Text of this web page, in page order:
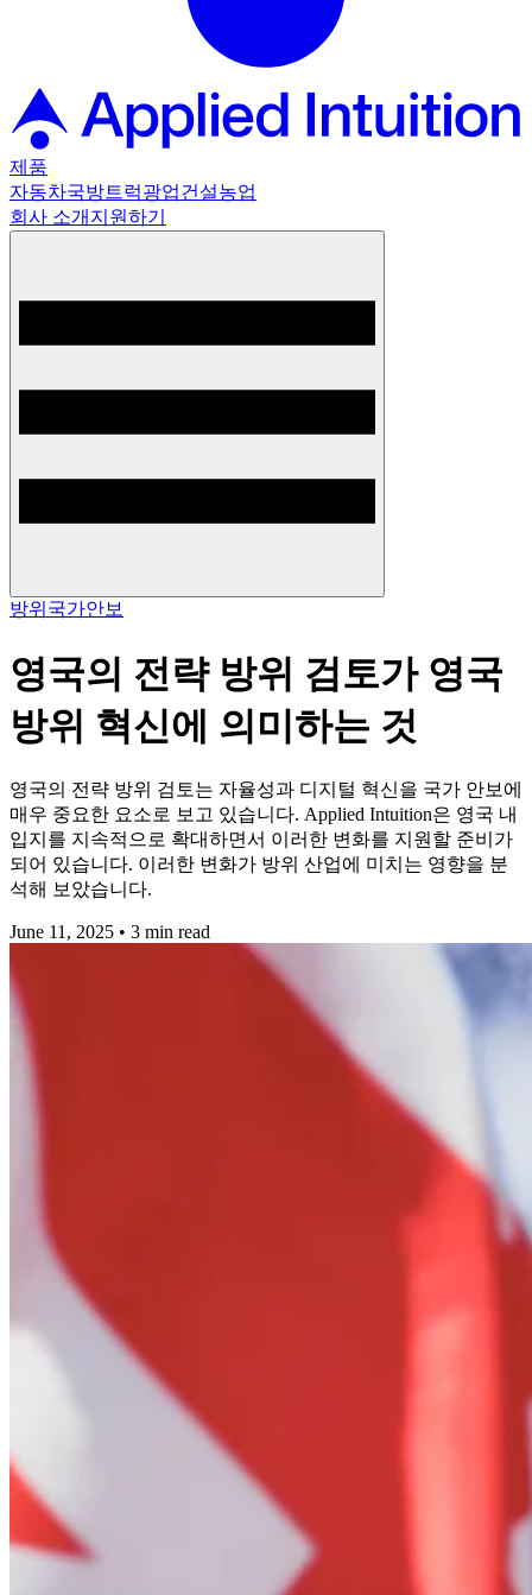
제품
자동차국방트럭광업건설농업
회사 소개 지원하기
방위 국가안보
영국의 전략 방위 검토가 영국
방위 혁신에 의미하는 것
영국의 전략 방위 검토는 자율성과 디지털 혁신을 국가 안보에
매우 중요한 요소로 보고 있습니다. Applied Intuition은 영국 내
입지를 지속적으로 확대하면서 이러한 변화를 지원할 준비가
되어 있습니다. 이러한 변화가 방위 산업에 미치는 영향을 분
석해 보았습니다.
June 11, 2025 • 3 min read